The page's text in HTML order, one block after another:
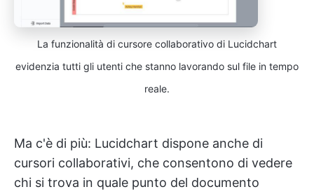
La funzionalità di cursore collaborativo di Lucidchart
evidenzia tutti gli utenti che stanno lavorando sul file in tempo
reale.
Ma c'è di più: Lucidchart dispone anche di
cursori collaborativi, che consentono di vedere
chi si trova in quale punto del documento